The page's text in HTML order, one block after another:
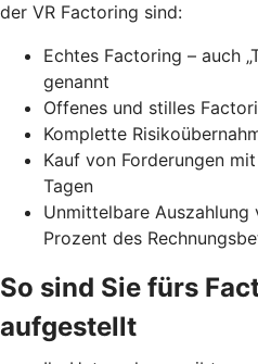
der VR Factoring sind:
Echtes Factoring – auch
genannt
Offenes und stilles
Komplette
Kauf von Forderungen
Tagen
Unmittelbare
Prozent des
So sind Sie fürs
aufgestellt